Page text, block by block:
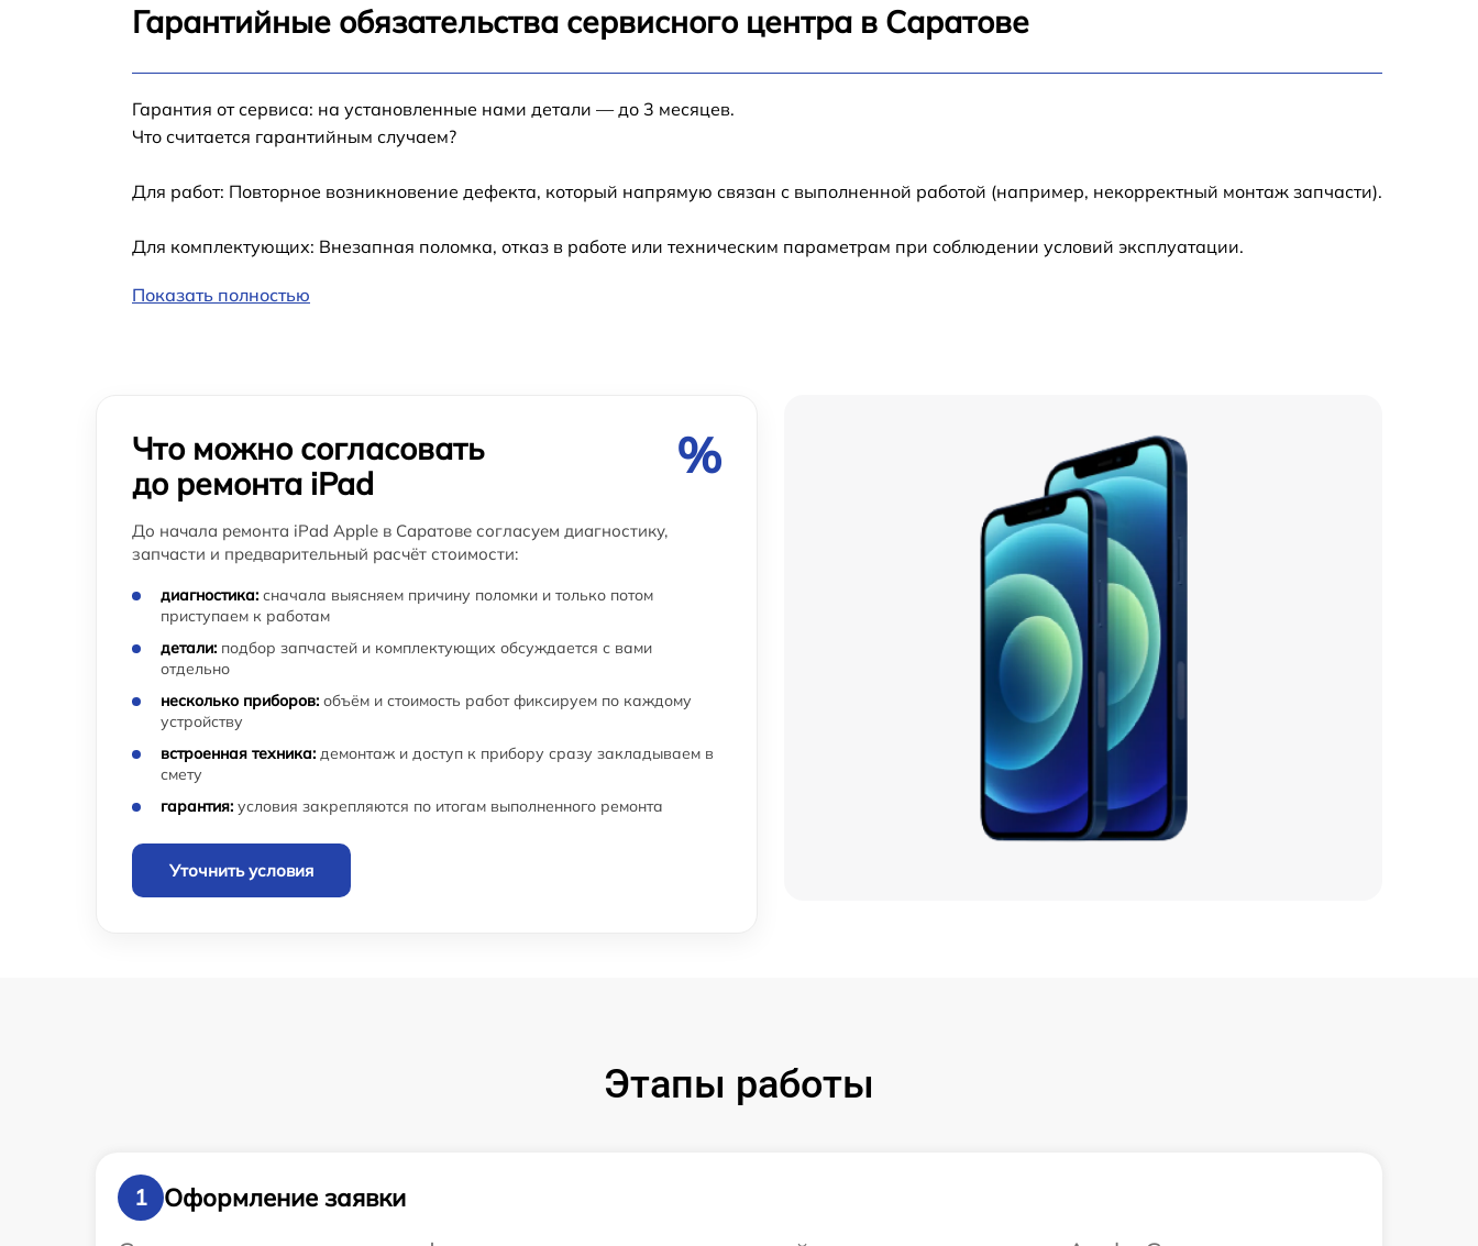
Замена корпуса iPad от 60 мин
Замена камеры iPad
Гарантийные обязательства сервисного центра в Саратове
Гарантия от сервиса: на установленные нами детали — до 3 месяцев.
Что считается гарантийным случаем?
Для работ: Повторное возникновение дефекта, который напрямую связан с выполненной работой (например, некорректный монтаж запчасти).
Для комплектующих: Внезапная поломка, отказ в работе или техническим параметрам при соблюдении условий эксплуатации.
Показать полностью
Что можно согласовать
до ремонта iPad
%
До начала ремонта iPad Apple в Саратове согласуем диагностику,
запчасти и предварительный расчёт стоимости:
диагностика: сначала выясняем причину поломки и только потом
приступаем к работам
детали: подбор запчастей и комплектующих обсуждается с вами
отдельно
несколько приборов: объём и стоимость работ фиксируем по каждому
устройству
встроенная техника: демонтаж и доступ к прибору сразу закладываем в
смету
гарантия: условия закрепляются по итогам выполненного ремонта
Уточнить условия
Этапы работы
1
Оформление заявки